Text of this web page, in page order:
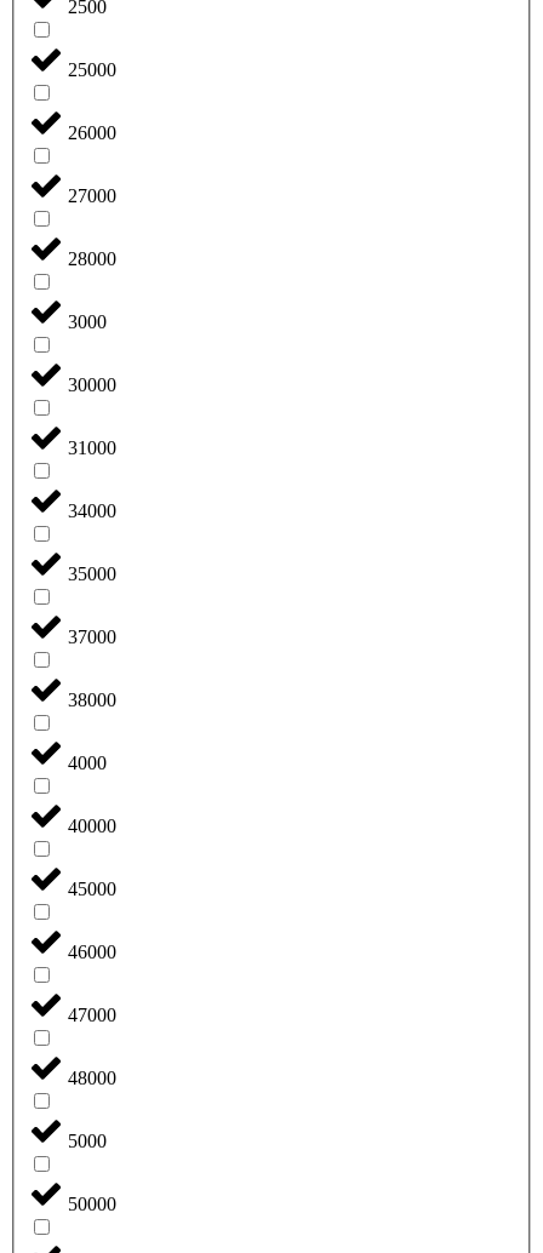
2500
25000
26000
27000
28000
3000
30000
31000
34000
35000
37000
38000
4000
40000
45000
46000
47000
48000
5000
50000